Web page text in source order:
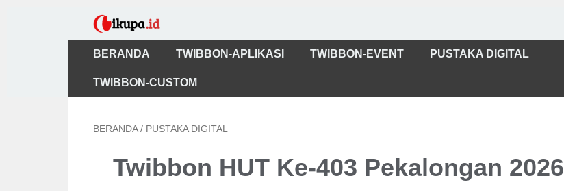
BERANDA TWIBBON-APLIKASI TWIBBON-EVENT PUSTAKA DIGITAL
TWIBBON-CUSTOM
BERANDA / PUSTAKA DIGITAL
Twibbon HUT Ke-403 Pekalongan 2026